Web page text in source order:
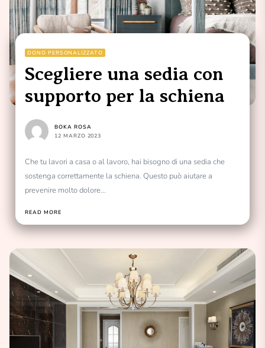
DONO PERSONALIZZATO
Scegliere una sedia con
supporto per la schiena
BOKA ROSA
12 MARZO 2023
Che tu lavori a casa o al lavoro, hai bisogno di una sedia che
sostenga correttamente la schiena. Questo può aiutare a
prevenire molto dolore...
READ MORE